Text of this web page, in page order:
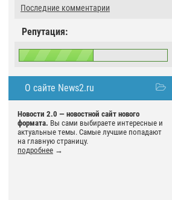
Последние комментарии
Репутация:
О сайте News2.ru
Новости 2.0 — новостной сайт нового
формата. Вы сами выбираете интересные и
актуальные темы. Самые лучшие попадают
на главную страницу.
подробнее →